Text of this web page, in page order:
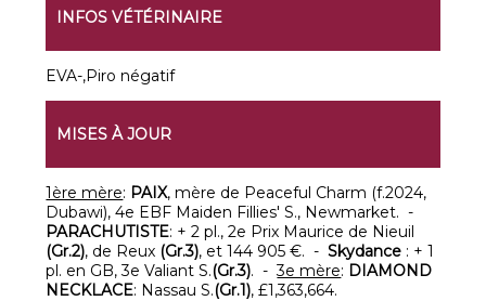
INFOS VÉTÉRINAIRE
EVA-,Piro négatif
MISES À JOUR
1ère mère: PAIX, mère de Peaceful Charm (f.2024,
Dubawi), 4e EBF Maiden Fillies' S., Newmarket. -
PARACHUTISTE: + 2 pl., 2e Prix Maurice de Nieuil
(Gr.2), de Reux (Gr.3), et 144 905 €. -Skydance : + 1
pl. en GB, 3e Valiant S.(Gr.3). -3e mère: DIAMOND
NECKLACE: Nassau S.(Gr.1), £1,363,664.